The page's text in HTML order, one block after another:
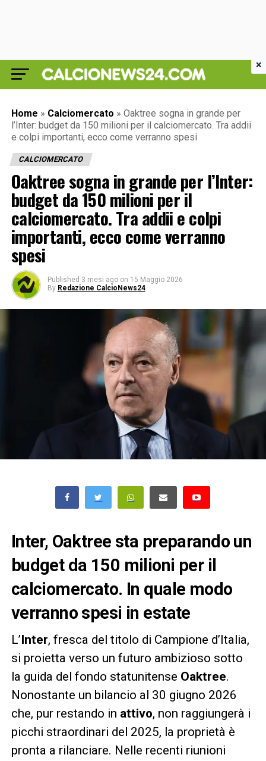
Home » Calciomercato » Oaktree sogna in grande per
l’Inter: budget da 150 milioni per il calciomercato. Tra addii
e colpi importanti, ecco come verranno spesi
CALCIOMERCATO
Oaktree sogna in grande per l’Inter:
budget da 150 milioni per il
calciomercato. Tra addii e colpi
importanti, ecco come verranno
spesi
Published 3 mesi ago on 15 Maggio 2026
By Redazione CalcioNews24
Inter, Oaktree sta preparando un
budget da 150 milioni per il
calciomercato. In quale modo
verranno spesi in estate
L’Inter, fresca del titolo di Campione d’Italia,
si proietta verso un futuro ambizioso sotto
la guida del fondo statunitense Oaktree.
Nonostante un bilancio al 30 giugno 2026
che, pur restando in attivo, non raggiungerà i
picchi straordinari del 2025, la proprietà è
pronta a rilanciare. Nelle recenti riunioni
×